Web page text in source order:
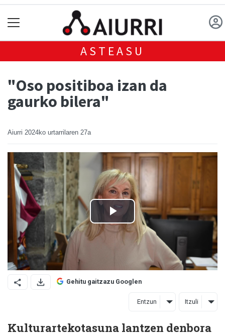
ASTEASU
"Oso positiboa izan da
gaurko bilera"
Aiurri 2024ko urtarrilaren 27a
Gehitu gaitzazu Googlen
Entzun Itzuli
Kulturartekotasuna lantzen denbora